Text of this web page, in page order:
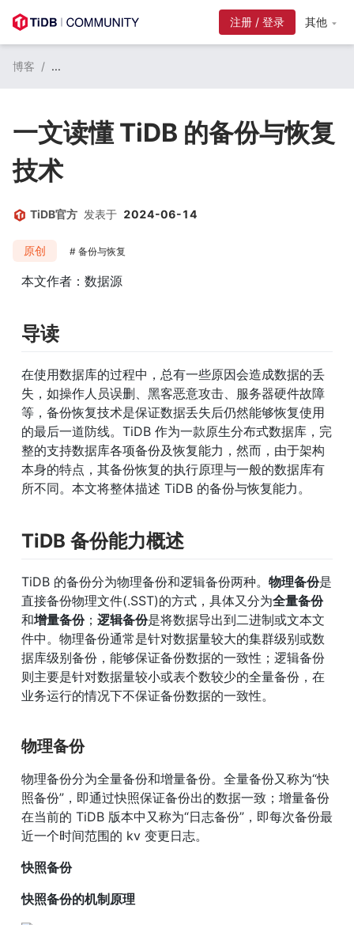
注册 / 登录 其他
博客 / ...
一文读懂 TiDB 的备份与恢复
技术
TiDB官方 发表于 2024-06-14
原创 备份与恢复
本文作者：数据源
导读
在使用数据库的过程中，总有一些原因会造成数据的丢
失，如操作人员误删、黑客恶意攻击、服务器硬件故障
等，备份恢复技术是保证数据丢失后仍然能够恢复使用
的最后一道防线。TiDB 作为一款原生分布式数据库，完
整的支持数据库各项备份及恢复能力，然而，由于架构
本身的特点，其备份恢复的执行原理与一般的数据库有
所不同。本文将整体描述 TiDB 的备份与恢复能力。
TiDB 备份能力概述
TiDB 的备份分为物理备份和逻辑备份两种。 物理备份是
直接备份物理文件(.SST)的方式，具体又分为全量备份
和增量备份； 逻辑备份是将数据导出到二进制或文本文
件中。物理备份通常是针对数据量较大的集群级别或数
据库级别备份，能够保证备份数据的一致性；逻辑备份
则主要是针对数据量较小或表个数较少的全量备份，在
业务运行的情况下不保证备份数据的一致性。
物理备份
物理备份分为全量备份和增量备份。全量备份又称为“快
照备份”，即通过快照保证备份出的数据一致；增量备份
在当前的 TiDB 版本中又称为“日志备份”，即每次备份最
近一个时间范围的 kv 变更日志。
快照备份
快照备份的机制原理